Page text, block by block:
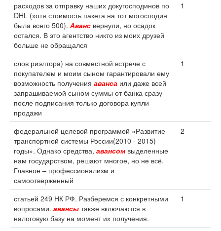
расходов за отправку наших докугосподинов по
DHL (хотя стоимость пакета на тот могосподин
была всего 500). Аванс вернули, но осадок
остался. В это агентство никто из моих друзей
больше не обращался
1
слов риэлтора) на совместной встрече с
покупателем и моим сыном гарантировали ему
возможность получения аванса или даже всей
запрашиваемой сыном суммы от банка сразу
после подписания только договора купли
продажи
1
федеральной целевой программой «Развитие
транспортной системы России(2010 - 2015)
годы». Однако средства, авансом выделенные
нам государством, решают многое, но не всё.
Главное – профессионализм и
самоотверженный
2
статьей 249 НК РФ. Разберемся с конкретными
вопросами. авансы также включаются в
налоговую базу на момент их получения.
1